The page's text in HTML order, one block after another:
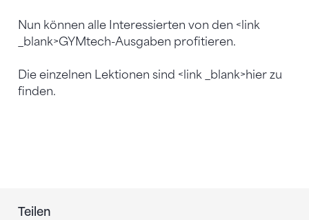
Nun können alle Interessierten von den <link
_blank>GYMtech-Ausgaben profitieren.
Die einzelnen Lektionen sind <link _blank>hier zu
finden.
Teilen